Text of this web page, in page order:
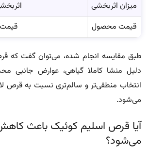
میزان اثربخشی
قیمت محصول
طبق مقایسه انجام شده، می‌توان گفت که
دلیل منشا کاملا گیاهی، عوارض جانبی
انتخاب منطقی‌تر و سالم‌تری نسبت به قرص
می‌شود.
آیا قرص اسلیم کوئیک باعث
می‌شود؟